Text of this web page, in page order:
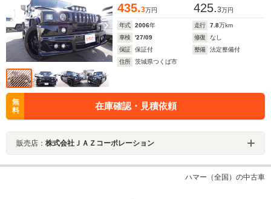
435.3万円 425.3万円
年式 2006年 走行 7.8万km
車検
'27/09 修復
なし
保証
保証付 整備
法定整備付
住所
茨城県つくば市
無
料
在庫確認・見積依頼
販売店： 株式会社ＪＡＺコーポレーション
ハマー（全国）の中古車